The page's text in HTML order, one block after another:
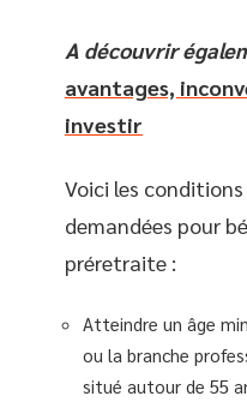
A découvrir
avantages,
investir
Voici les
demandées pour
préretraite :
Atteindre un âge
ou la branche
situé autour de 55